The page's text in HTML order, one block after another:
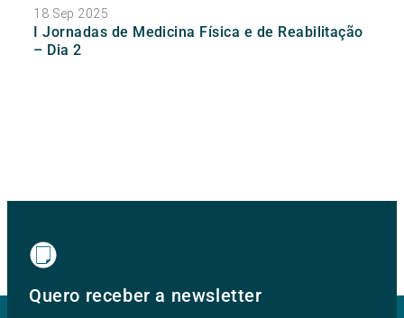
18 Sep 2025
I Jornadas de Medicina Física e de Reabilitação
– Dia 2
Quero receber a newsletter